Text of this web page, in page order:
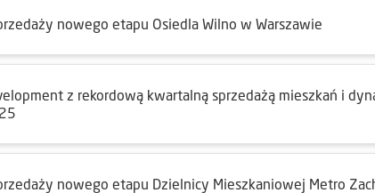
nowego etapu Osiedla Wilno w Warszawie
z rekordową kwartalną sprzedażą mieszkań i
nowego etapu Dzielnicy Mieszkaniowej Metro